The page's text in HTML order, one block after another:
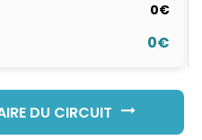
0€
0€
DU CIRCUIT